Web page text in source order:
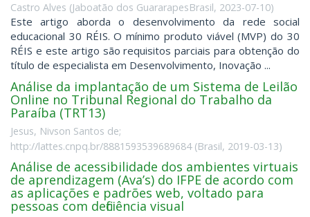
Castro Alves (Jaboatão dos GuararapesBrasil, 2023-07-10)
Este artigo aborda o desenvolvimento da rede social
educacional 30 RÉIS. O mínimo produto viável (MVP) do 30
RÉIS e este artigo são requisitos parciais para obtenção do
título de especialista em Desenvolvimento, Inovação ...
Análise da implantação de um Sistema de Leilão
Online no Tribunal Regional do Trabalho da
Paraíba (TRT13)
Jesus, Nivson Santos de;
http://lattes.cnpq.br/8881593539689684 (Brasil, 2019-03-13)
Análise de acessibilidade dos ambientes virtuais
de aprendizagem (Ava’s) do IFPE de acordo com
as aplicações e padrões web, voltado para
pessoas com deficiência visual